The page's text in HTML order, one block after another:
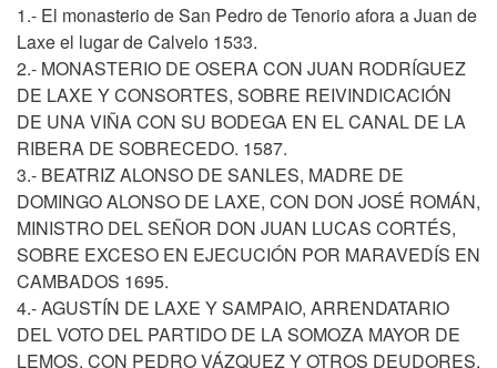
1.- El monasterio de San Pedro de Tenorio afora a Juan de
Laxe el lugar de Calvelo 1533.
2.- MONASTERIO DE OSERA CON JUAN RODRÍGUEZ
DE LAXE Y CONSORTES, SOBRE REIVINDICACIÓN
DE UNA VIÑA CON SU BODEGA EN EL CANAL DE LA
RIBERA DE SOBRECEDO. 1587.
3.- BEATRIZ ALONSO DE SANLES, MADRE DE
DOMINGO ALONSO DE LAXE, CON DON JOSÉ ROMÁN,
MINISTRO DEL SEÑOR DON JUAN LUCAS CORTÉS,
SOBRE EXCESO EN EJECUCIÓN POR MARAVEDÍS EN
CAMBADOS 1695.
4.- AGUSTÍN DE LAXE Y SAMPAIO, ARRENDATARIO
DEL VOTO DEL PARTIDO DE LA SOMOZA MAYOR DE
LEMOS, CON PEDRO VÁZQUEZ Y OTROS DEUDORES,